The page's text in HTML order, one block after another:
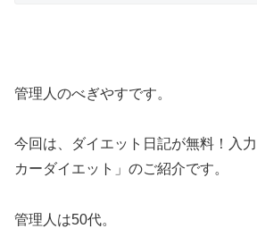
管理人のべぎやすです。
今回は、ダイエット日記が無料！入
カーダイエット」のご紹介です。
管理人は50代。